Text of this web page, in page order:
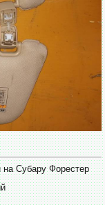
на Субару Форестер